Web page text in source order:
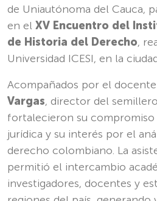
de Uniautónoma del Cauca,
en el XV Encuentro del
de Historia del Derecho,
Universidad ICESI, en la
Acompañados por el docente
Vargas, director del
fortalecieron su
jurídica y su interés por el
derecho colombiano. La
permitió el intercambio
investigadores, docentes y